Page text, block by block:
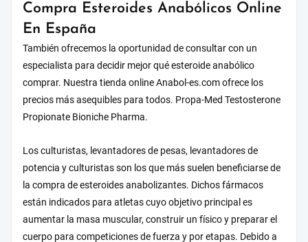
Compra Esteroides Anabólicos Online
En España
También ofrecemos la oportunidad de consultar con un
especialista para decidir mejor qué esteroide anabólico
comprar. Nuestra tienda online Anabol-es.com ofrece los
precios más asequibles para todos. Propa-Med Testosterone
Propionate Bioniche Pharma.
Los culturistas, levantadores de pesas, levantadores de
potencia y culturistas son los que más suelen beneficiarse de
la compra de esteroides anabolizantes. Dichos fármacos
están indicados para atletas cuyo objetivo principal es
aumentar la masa muscular, construir un físico y preparar el
cuerpo para competiciones de fuerza y por etapas. Debido a